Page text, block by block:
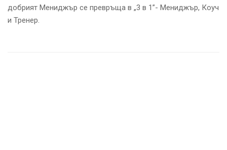
добрият Мениджър се превръща в „3 в 1”- Мениджър, Коуч
и Тренер.